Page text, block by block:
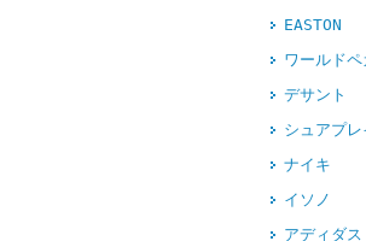
EASTON
ワールドペ
デサント
シュアプレ
ナイキ
イソノ
アディダス